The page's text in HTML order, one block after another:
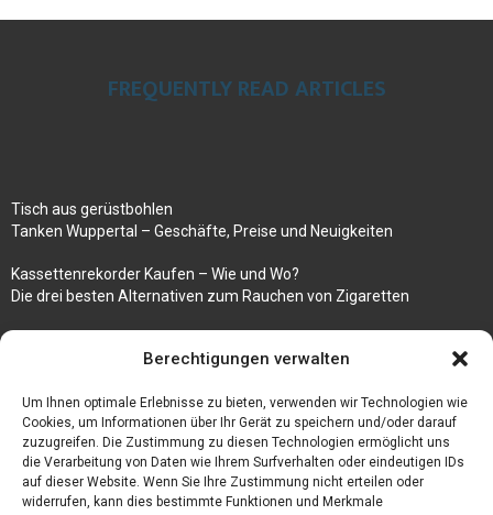
Berechtigungen verwalten
Um Ihnen optimale Erlebnisse zu bieten, verwenden wir Technologien wie
Cookies, um Informationen über Ihr Gerät zu speichern und/oder darauf
zuzugreifen. Die Zustimmung zu diesen Technologien ermöglicht uns
die Verarbeitung von Daten wie Ihrem Surfverhalten oder eindeutigen IDs
auf dieser Website. Wenn Sie Ihre Zustimmung nicht erteilen oder
widerrufen, kann dies bestimmte Funktionen und Merkmale
FREQUENTLY READ ARTICLES
Tisch aus gerüstbohlen
Tanken Wuppertal – Geschäfte, Preise und Neuigkeiten
Kassettenrekorder Kaufen – Wie und Wo?
Die drei besten Alternativen zum Rauchen von Zigaretten
Rezepte für gekochte Süßkartoffeln
Gönnen Sie sich bedruckte Fliesen mit einem eigenen Bild